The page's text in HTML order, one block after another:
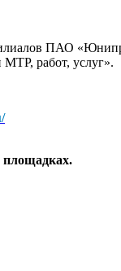
ПАО
МТР, работ, услуг».
площадках.